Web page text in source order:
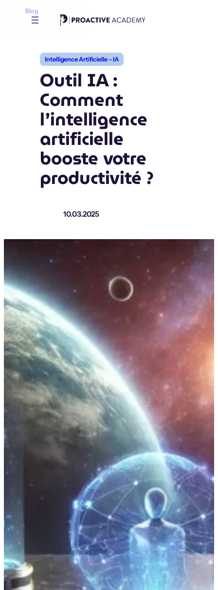
Blog
Intelligence Artificielle – IA
Outil IA :
Comment
l’intelligence
artificielle
booste votre
productivité ?
10.03.2025